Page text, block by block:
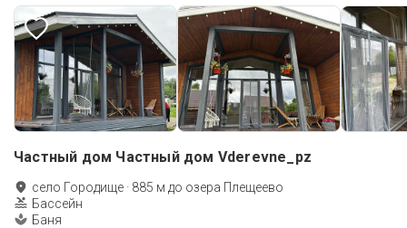
Частный дом Частный дом Vderevne_pz
село Городище · 885 м до озера Плещеево
Бассейн
Баня